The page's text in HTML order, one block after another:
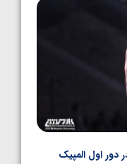
دور اول المپیک